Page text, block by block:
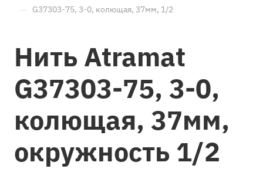
— G37303-75, 3-0, колющая, 37мм, 1/2
Нить Atramat
G37303-75, 3-0,
колющая, 37мм,
окружность 1/2